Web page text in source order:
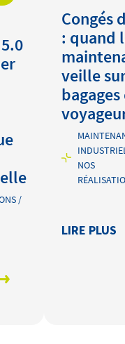
/
NOS
Congés
: quand
veille
bagages
LIRE PLUS